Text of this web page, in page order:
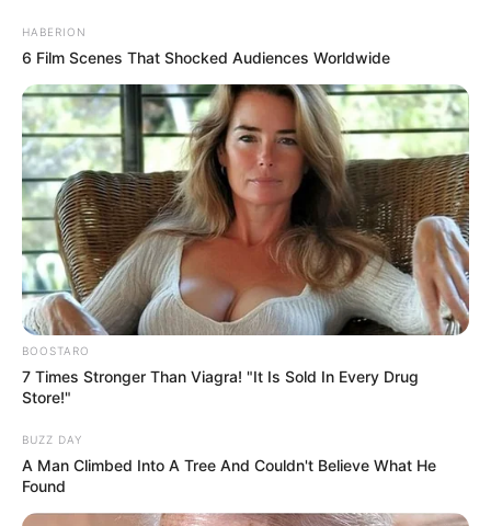
HABERION
6 Film Scenes That Shocked Audiences Worldwide
BOOSTARO
7 Times Stronger Than Viagra! "It Is Sold In Every Drug
Store!"
BUZZ DAY
A Man Climbed Into A Tree And Couldn't Believe What He
Found